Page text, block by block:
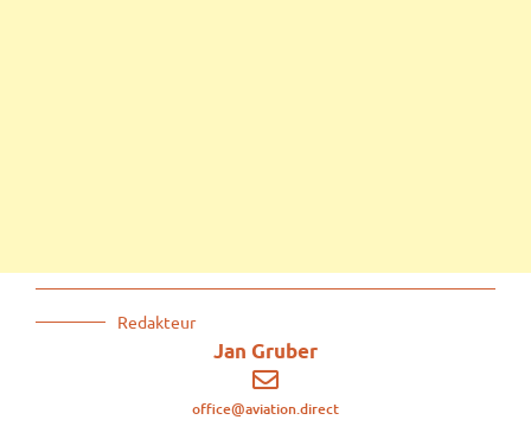
Redakteur
Jan Gruber
office@aviation.direct